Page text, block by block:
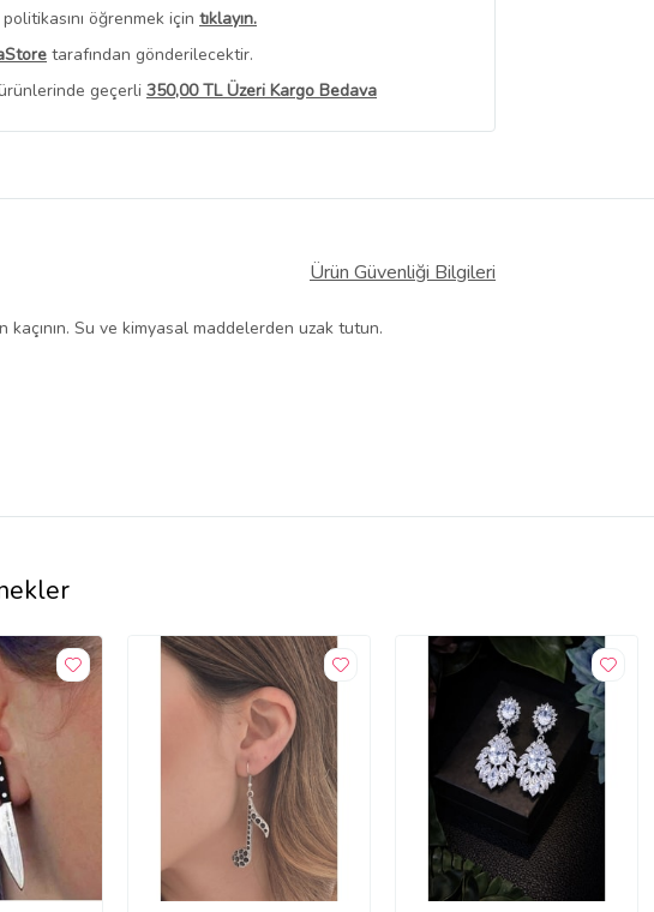
öğrenmek için tıklayın.
tarafından gönderilecektir.
ürünlerinde geçerli 350,00 TL Üzeri Kargo Bedava
Tüm Ürünlerini Görüntüle
Ürün Güvenliği Bilgileri
Su ve kimyasal maddelerden uzak tutun.